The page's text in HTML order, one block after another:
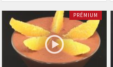
PRÉMIUM